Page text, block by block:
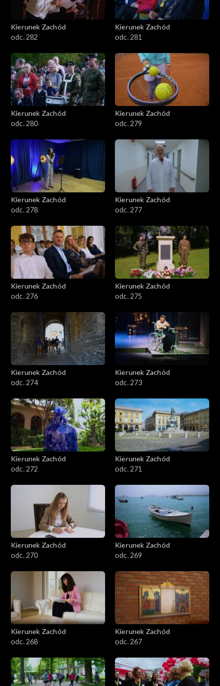
Kierunek Zachód
odc. 282
Kierunek Zachód
odc. 281
Kierunek Zachód
odc. 280
Kierunek Zachód
odc. 279
Kierunek Zachód
odc. 278
Kierunek Zachód
odc. 277
Kierunek Zachód
odc. 276
Kierunek Zachód
odc. 275
Kierunek Zachód
odc. 274
Kierunek Zachód
odc. 273
Kierunek Zachód
odc. 272
Kierunek Zachód
odc. 271
Kierunek Zachód
odc. 270
Kierunek Zachód
odc. 269
Kierunek Zachód
odc. 268
Kierunek Zachód
odc. 267